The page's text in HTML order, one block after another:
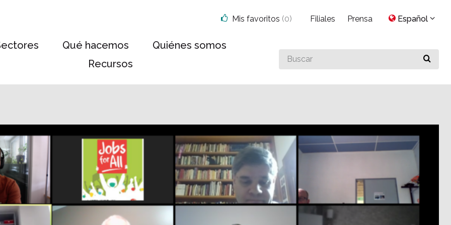
Qué hacemos
Quiénes somos
Recursos
Buscar
algo
Mis favoritos (0) Filiales Prensa Español